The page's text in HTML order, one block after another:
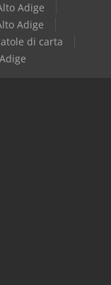
Adige
Adige
di carta